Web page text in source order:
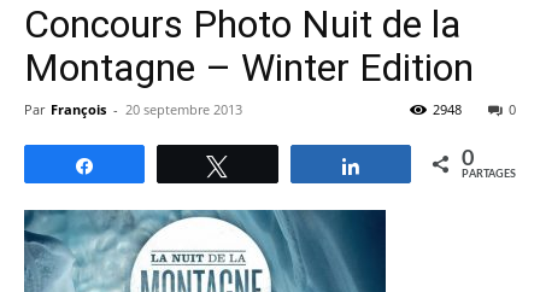
Concours Photo Nuit de la
Montagne – Winter Edition
Par François - 20 septembre 2013 0
2948
Partagez 0
PARTAGES